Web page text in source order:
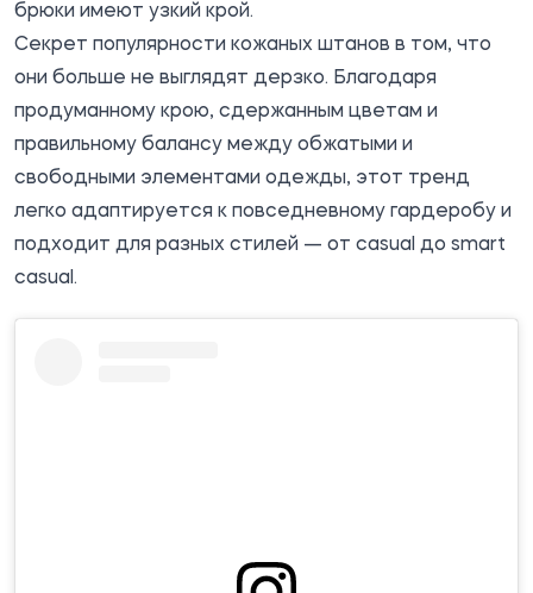
брюки имеют узкий крой.
Секрет популярности кожаных штанов в том, что
они больше не выглядят дерзко. Благодаря
продуманному крою, сдержанным цветам и
правильному балансу между обжатыми и
свободными элементами одежды, этот тренд
легко адаптируется к повседневному гардеробу и
подходит для разных стилей — от casual до smart
casual.